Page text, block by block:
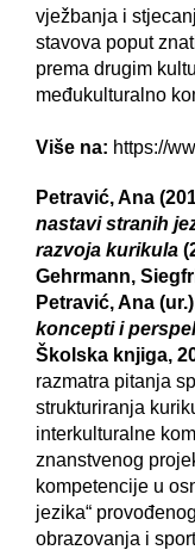
vježbanja i
stavova poput
prema drugim
međukulturalno
Više na: https://
Petravić, Ana
nastavi stranih
razvoja kurikula
Gehrmann,
Petravić, Ana
koncepti i
Školska knjiga,
razmatra pitanja
strukturiranja
interkulturalne
znanstvenog
kompetencije u
jezika“
obrazovanja i